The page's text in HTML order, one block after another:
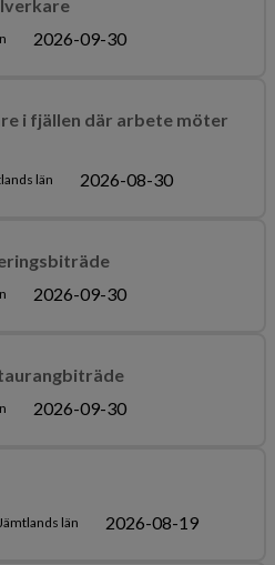
2026-09-30
i fjällen där arbete möter
län 2026-08-30
2026-09-30
2026-09-30
Jämtlands län 2026-08-19